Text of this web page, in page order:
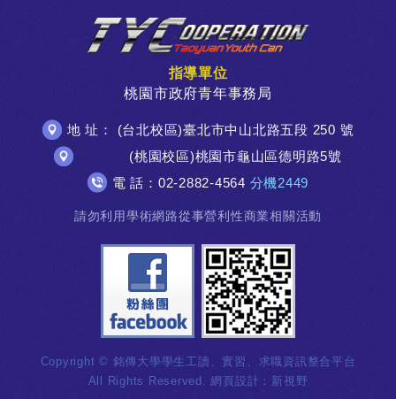
指導單位
桃園市政府青年事務局
地 址： (台北校區)臺北市中山北路五段 250 號
(桃園校區)桃園市龜山區德明路5號
電 話：02-2882-4564 分機2449
請勿利用學術網路從事營利性商業相關活動
Copyright © 銘傳大學學生工讀、實習、求職資訊整合平台
All Rights Reserved.網頁設計 ：新視野